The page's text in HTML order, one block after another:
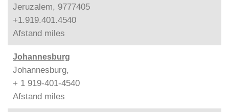
Jeruzalem, 9777405
+1.919.401.4540
Afstand miles
Johannesburg
Johannesburg,
+ 1 919-401-4540
Afstand miles